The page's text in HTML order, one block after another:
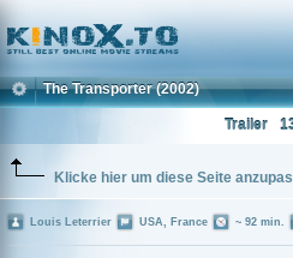
Home
The Transporter (2002)
Trailer
Klicke hier um diese Seite
Louis Leterrier USA, France ~ 92 min.